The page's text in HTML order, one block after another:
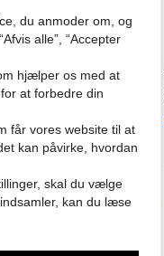
klistermærke mod kig, webcam-dæksel, privatlivsbeskyttelse - ABS webcam-beskyttelsesdæksel, velegnet til bærbar computer, mobiltelefon og tablet
du anmoder om, og
alle”, “Accepter
hjælper os med at
at forbedre din
får vores website til at
kan påvirke, hvordan
skal du vælge
kan du læse